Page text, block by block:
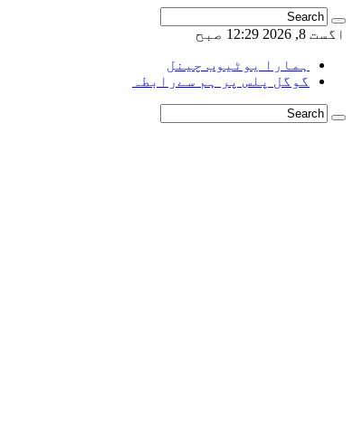
اگست 8, 2026 12:29 صبح
ہمارا یوٹیوب چینل
گوگل پلس پر ہم سےرابطہ